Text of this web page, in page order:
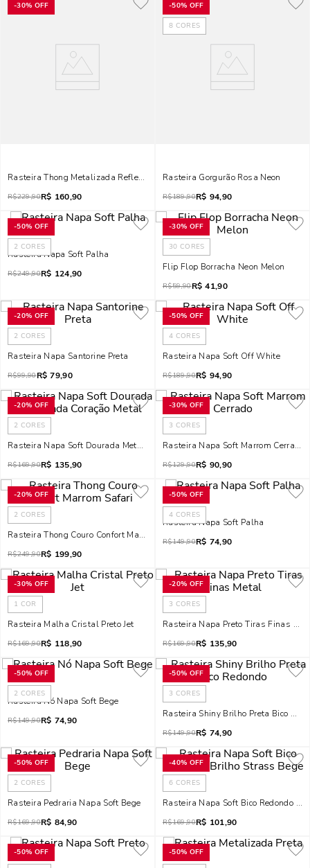
-30% OFF
Rasteira Thong Metalizada Reflexo Dourada
R$229,90R$ 160,90
-50% OFF
8 CORES
Rasteira Gorgurão Rosa Neon
R$189,90R$ 94,90
-50% OFF
2 CORES
Rasteira Napa Soft Palha
R$249,90R$ 124,90
-30% OFF
30 CORES
Flip Flop Borracha Neon Melon
R$59,90R$ 41,90
-20% OFF
2 CORES
Rasteira Napa Santorine Preta
R$99,90R$ 79,90
-50% OFF
4 CORES
Rasteira Napa Soft Off White
R$189,90R$ 94,90
-20% OFF
2 CORES
Rasteira Napa Soft Dourada Metalizada Coração Metal
R$169,90R$ 135,90
-30% OFF
3 CORES
Rasteira Napa Soft Marrom Cerrado
R$129,90R$ 90,90
-20% OFF
2 CORES
Rasteira Thong Couro Confort Marrom Safari
R$249,90R$ 199,90
-50% OFF
4 CORES
Rasteira Napa Soft Palha
R$149,90R$ 74,90
-30% OFF
1 COR
Rasteira Malha Cristal Preto Jet
R$169,90R$ 118,90
-20% OFF
3 CORES
Rasteira Napa Preto Tiras Finas
R$169,90R$ 135,90
-50% OFF
2 CORES
Rasteira Nó Napa Soft Bege
R$149,90R$ 74,90
-50% OFF
3 CORES
Rasteira Shiny Brilho Preta Bico
R$149,90R$ 74,90
-50% OFF
2 CORES
Rasteira Pedraria Napa Soft Bege
R$169,90R$ 84,90
-40% OFF
6 CORES
Rasteira Napa Soft Bico Redondo
R$169,90R$ 101,90
-50% OFF -50% OFF